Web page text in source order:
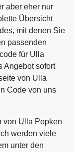
aber eher nur
Übersicht
mit denen Sie
passenden
für Ulla
Angebot sofort
von Ulla
Code von uns
von Ulla Popken
werden viele
unter den